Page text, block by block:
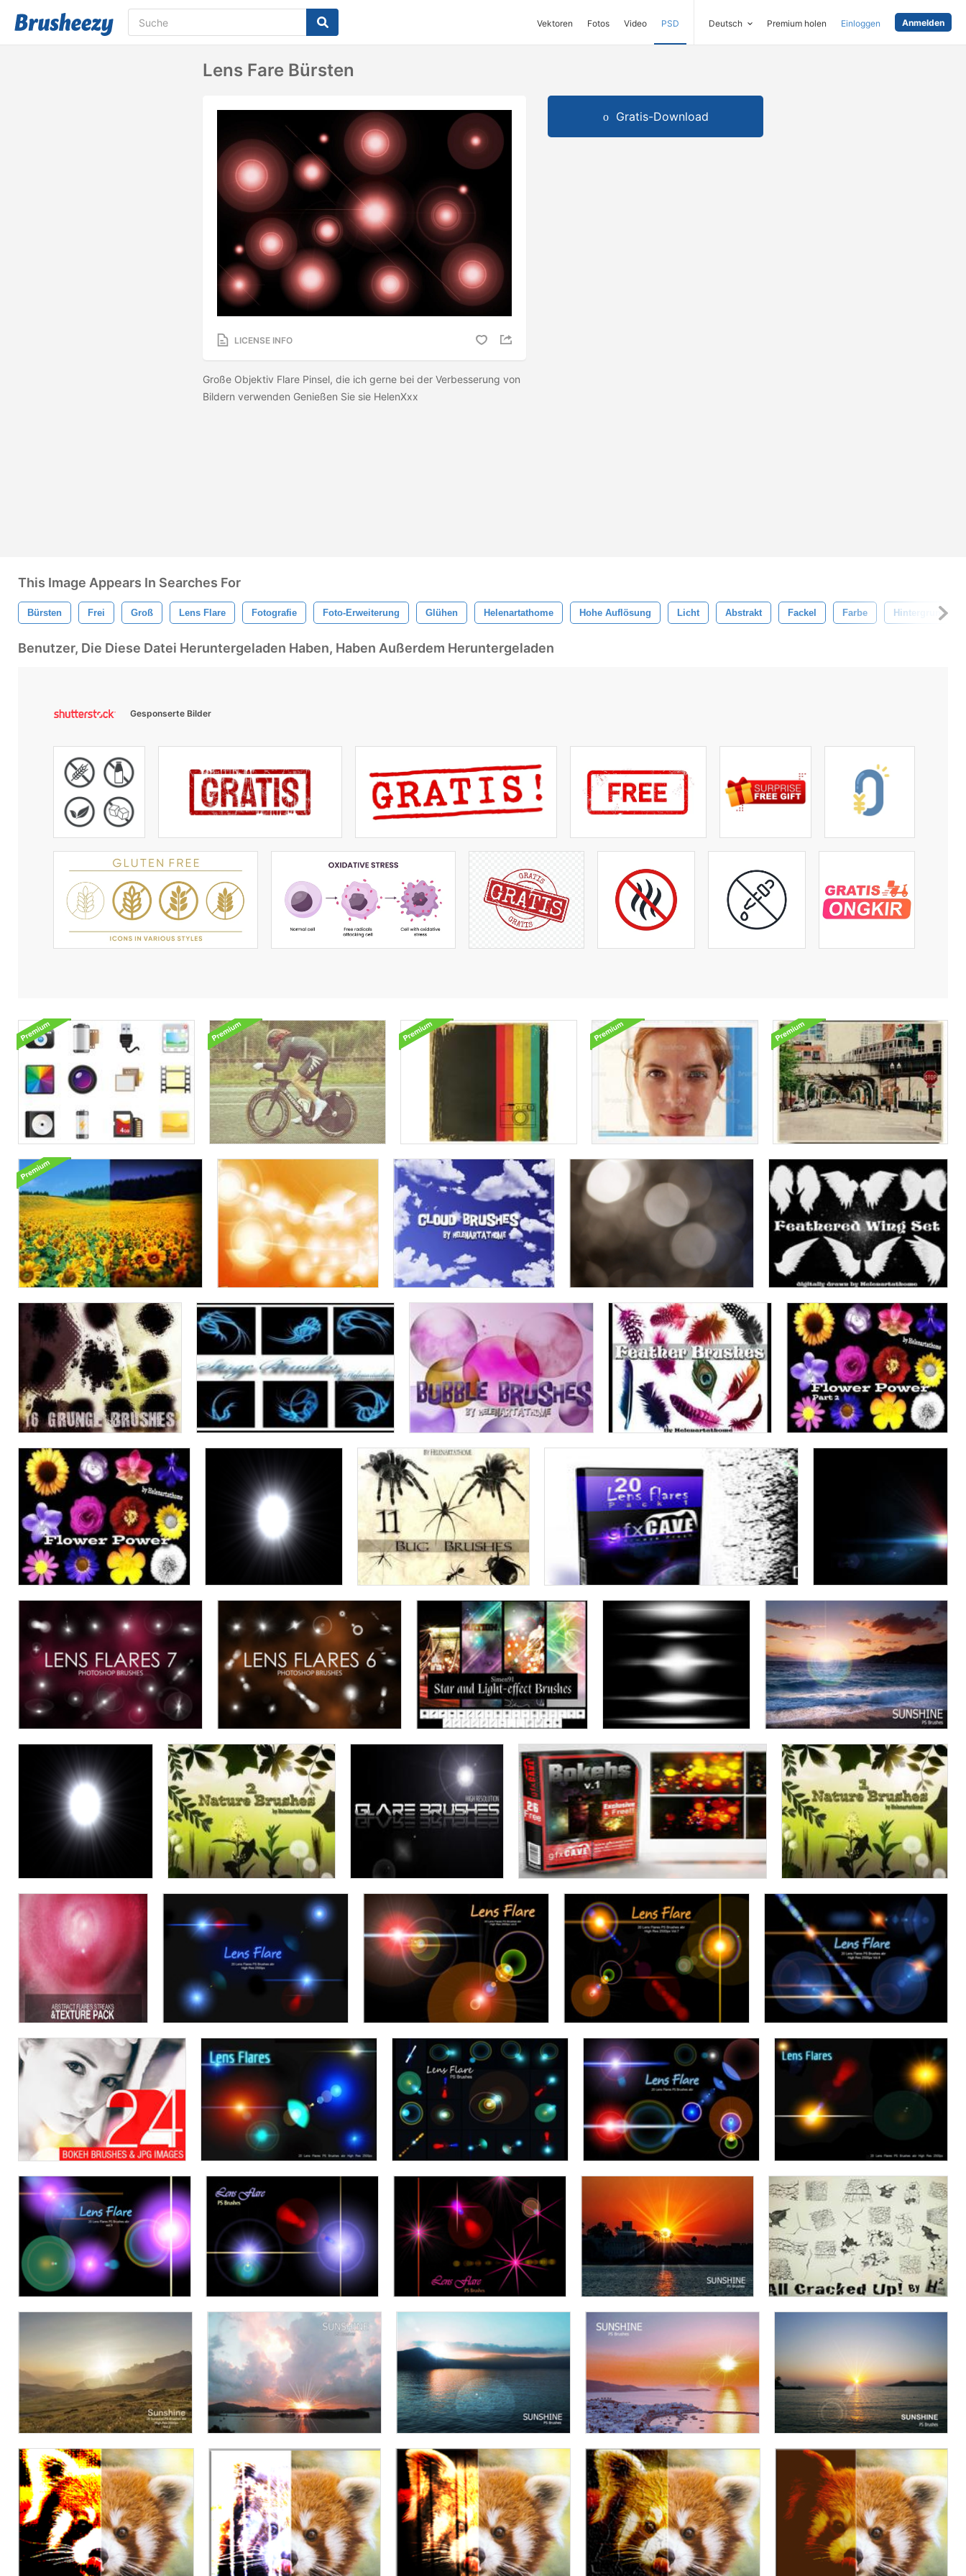
Vektoren Fotos Video PSD Deutsch Premium holen Einloggen Anmelden
Lens Fare Bürsten
LICENSE INFO
Große Objektiv Flare Pinsel, die ich gerne bei der Verbesserung von
Bildern verwenden Genießen Sie sie HelenXxx
Gratis-Download
This Image Appears In Searches For
Bürsten Frei Groß Lens Flare Fotografie Foto-Erweiterung Glühen Helenartathome Hohe Auflösung Licht Abstrakt Fackel Farbe Hintergrund
Benutzer, Die Diese Datei Heruntergeladen Haben, Haben Außerdem Heruntergeladen
Gesponserte Bilder